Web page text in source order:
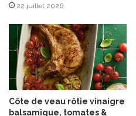
p
r
ô
t
22 juillet 2026
Côte de veau rôtie vinaigre
balsamique, tomates &